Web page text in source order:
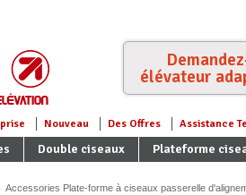
Nouveau Des Offres Assistance
Double ciseaux
Plateforme
élévateur
Accessories Plate-forme à ciseaux passerelle